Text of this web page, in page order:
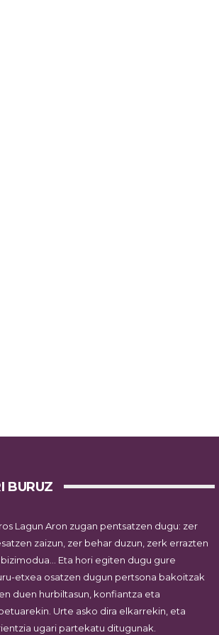
BURUZ
Lagun Aron zugan pentsatzen dugu: zer
zaizun, zer behar duzun, zerk errazten
Eta hori egiten dugu gure
etxea osatzen dugun pertsona bakoitzak
duen hurbiltasun, konfiantza eta
Urte asko dira elkarrekin, eta
ugari partekatu ditugunak.